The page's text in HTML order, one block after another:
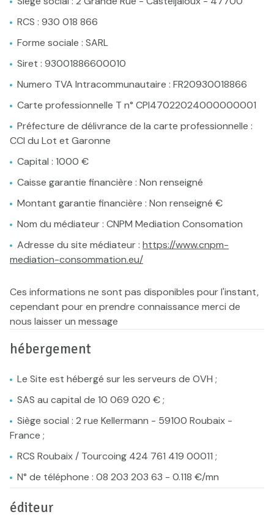
e-mail
Actualités
Newsletter
RCS : 930 018 866
Forme sociale : SARL
Siret : 93001886600010
Numero TVA Intracommunautaire : FR20930018866
Carte professionnelle T n° CPI47022024000000001
Préfecture de délivrance de la carte professionnelle :
CCI du Lot et Garonne
Capital : 1000 €
Caisse garantie financière : Non renseigné
Montant garantie financière : Non renseigné €
Nom du médiateur : CNPM Mediation Consomation
Adresse du site médiateur : https://www.cnpm-
mediation-consommation.eu/
Ces informations ne sont pas disponibles pour l'instant,
cependant pour en prendre connaissance merci de
nous laisser un message
hébergement
Le Site est hébergé sur les serveurs de OVH ;
SAS au capital de 10 069 020 € ;
Siège social : 2 rue Kellermann - 59100 Roubaix -
France ;
RCS Roubaix / Tourcoing 424 761 419 00011 ;
N° de téléphone : 08 203 203 63 - 0.118 €/mn
éditeur